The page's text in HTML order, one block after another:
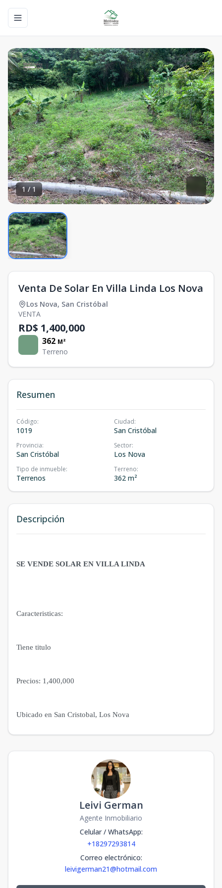
Toggle navigation menu
1/1
Venta De Solar En Villa Linda Los Nova
Los Nova, San Cristóbal
VENTA
RD$ 1,400,000
362 M²
Terreno
Resumen
Código:
1019
Ciudad:
San Cristóbal
Provincia:
San Cristóbal
Sector:
Los Nova
Tipo de inmueble:
Terrenos
Terreno:
362 m²
Descripción
SE VENDE SOLAR EN VILLA LINDA
Caracteristicas:
Tiene titulo
Precios: 1,400,000
Ubicado en San Cristobal, Los Nova
Leivi German
Agente Inmobiliario
Celular / WhatsApp:
+18297293814
Correo electrónico:
leivigerman21@hotmail.com